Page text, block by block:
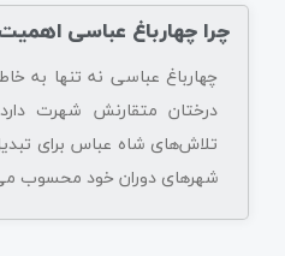
چرا چهارباغ عباسی
چهارباغ عباسی نه تنها به
درختان متقارنش شهرت
تلاش‌های شاه عباس برای
شهرهای دوران خود محسوب